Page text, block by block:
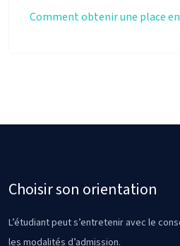
Comment obtenir une place en
Choisir son orientation
L’étudiant peut s’entretenir avec le
les modalités d’admission.